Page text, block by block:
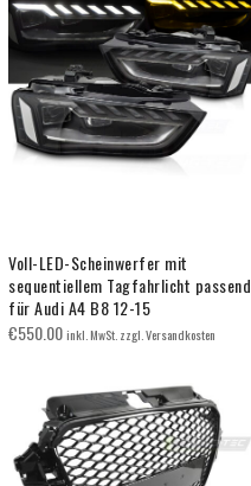
Voll-LED-Scheinwerfer mit
sequentiellem Tagfahrlicht passend
für Audi A4 B8 12-15
€550.00inkl. MwSt. zzgl. Versandkosten